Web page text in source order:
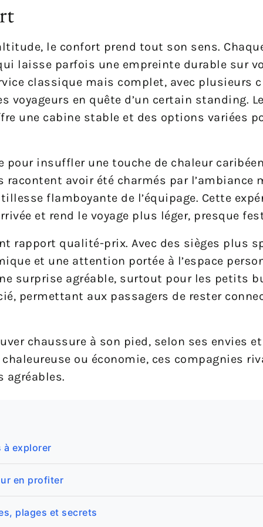
le confort prend tout son sens.
laisse parfois une empreinte durable sur
classique mais complet, avec plusieurs
en quête d’un certain standing.
une cabine stable et des options variées
pour insuffler une touche de chaleur
racontent avoir été charmés par l’ambiance
flamboyante de l’équipage. Cette
et rend le voyage plus léger, presque
rapport qualité-prix. Avec des sièges plus
et une attention portée à l’espace
surprise agréable, surtout pour les petits
permettant aux passagers de rester
chaussure à son pied, selon ses envies
ou économie, ces compagnies
agréables.
à explorer
en profiter
plages et secrets